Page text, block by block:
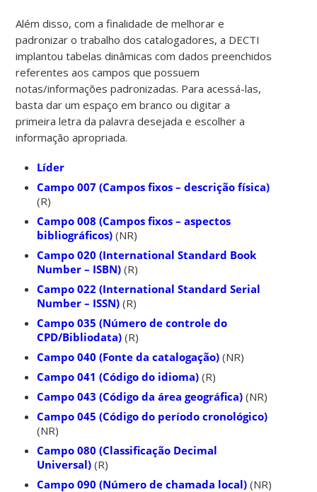
Além disso, com a finalidade de melhorar e
padronizar o trabalho dos catalogadores, a DECTI
implantou tabelas dinâmicas com dados preenchidos
referentes aos campos que possuem
notas/informações padronizadas. Para acessá-las,
basta dar um espaço em branco ou digitar a
primeira letra da palavra desejada e escolher a
informação apropriada.
Líder
Campo 007 (Campos fixos – descrição física)
(R)
Campo 008 (Campos fixos – aspectos
bibliográficos) (NR)
Campo 020 (International Standard Book
Number – ISBN) (R)
Campo 022 (International Standard Serial
Number – ISSN) (R)
Campo 035 (Número de controle do
CPD/Bibliodata) (R)
Campo 040 (Fonte da catalogação) (NR)
Campo 041 (Código do idioma) (R)
Campo 043 (Código da área geográfica) (NR)
Campo 045 (Código do período cronológico)
(NR)
Campo 080 (Classificação Decimal
Universal) (R)
Campo 090 (Número de chamada local) (NR)